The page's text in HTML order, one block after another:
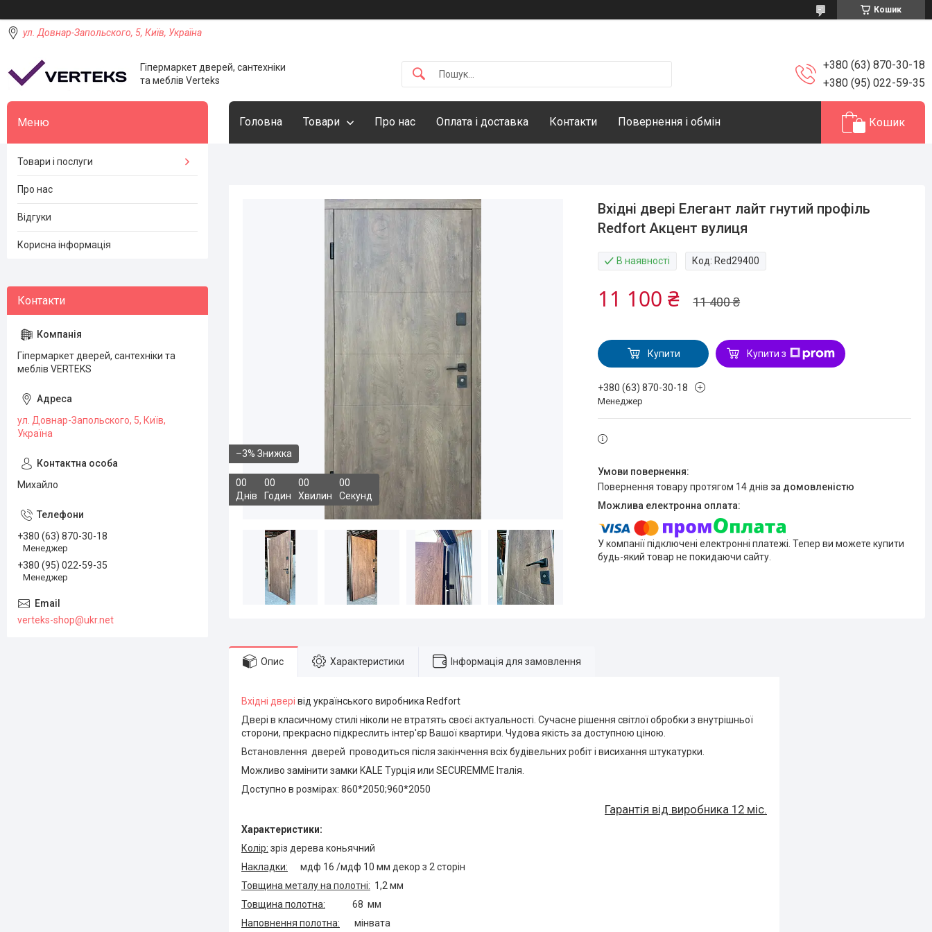
Кошик
ул. Довнар-Запольского, 5, Київ, Україна
Гіпермаркет дверей, сантехніки
та меблів Verteks
+380 (63) 870-30-18
+380 (95) 022-59-35
Головна Товари Про нас Оплата і доставка Контакти Повернення і обмін Кошик
–3%
00
Днів
00
Годин
00
Хвилин
00
Секунд
Вхідні двері Елегант лайт гнутий профіль
Redfort Акцент вулиця
В наявності Код: Red29400
11 400 ₴
11 100 ₴
Купити Купити з
+380 (63) 870-30-18
Менеджер
повернення товару протягом 14 днів за домовленістю
У компанії підключені електронні платежі. Тепер ви можете купити
будь-який товар не покидаючи сайту.
Опис Характеристики Інформація для замовлення
Вхідні двері від українського виробника Redfort
Двері в класичному стилі ніколи не втратять своєї актуальності. Сучасне рішення світлої обробки з внутрішньої
сторони, прекрасно підкреслить інтер'єр Вашої квартири. Чудова якість за доступною ціною.
Встановлення дверей проводиться після закінчення всіх будівельних робіт і висихання штукатурки.
Можливо замінити замки KALE Турція или SECUREMME Італія.
Доступно в розмірах: 860*2050;960*2050
Гарантія від виробника 12 міс.
Характеристики:
Колір: зріз дерева коньячний
Накладки: мдф 16 /мдф 10 мм декор з 2 сторін
Товщина металу на полотні: 1,2 мм
Товщина полотна: 68 мм
Наповнення полотна: мінвата
Товари і послуги
Про нас
Відгуки
Корисна інформація
Гіпермаркет дверей, сантехніки та
меблів VERTEKS
ул. Довнар-Запольского, 5, Київ,
Україна
Михайло
+380 (63) 870-30-18
Менеджер
+380 (95) 022-59-35
Менеджер
verteks-shop@ukr.net